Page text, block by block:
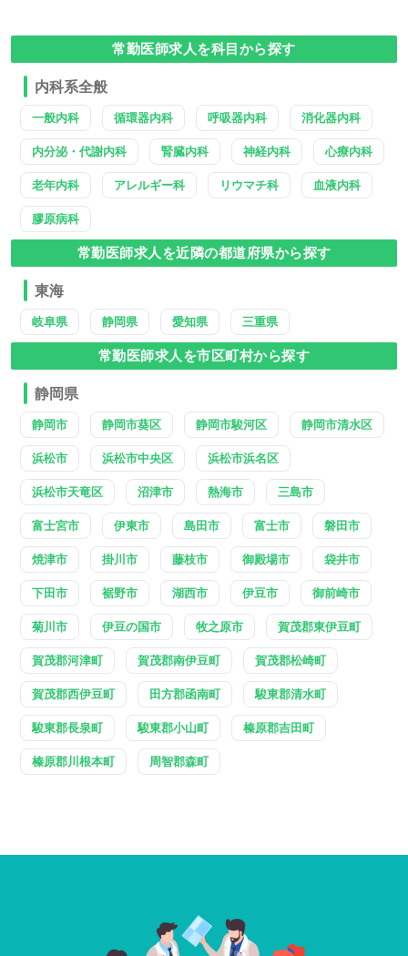
求人内容の詳細等はお気軽にお問合せ下さい。
常勤医師求人を科目から探す
内科系全般
一般内科 循環器内科 呼吸器内科 消化器内科
内分泌・代謝内科 腎臓内科 神経内科 心療内科
老年内科 アレルギー科 リウマチ科 血液内科
膠原病科
常勤医師求人を近隣の都道府県から探す
東海
岐阜県 静岡県 愛知県 三重県
常勤医師求人を市区町村から探す
静岡県
静岡市 静岡市葵区 静岡市駿河区 静岡市清水区
浜松市 浜松市中央区 浜松市浜名区
浜松市天竜区 沼津市 熱海市 三島市
富士宮市 伊東市 島田市 富士市 磐田市
焼津市 掛川市 藤枝市 御殿場市 袋井市
下田市 裾野市 湖西市 伊豆市 御前崎市
菊川市 伊豆の国市 牧之原市 賀茂郡東伊豆町
賀茂郡河津町 賀茂郡南伊豆町 賀茂郡松崎町
賀茂郡西伊豆町 田方郡函南町 駿東郡清水町
駿東郡長泉町 駿東郡小山町 榛原郡吉田町
榛原郡川根本町 周智郡森町